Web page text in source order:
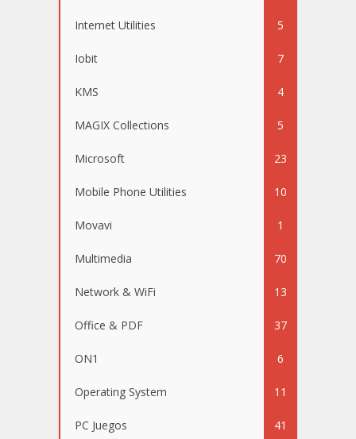
Internet Utilities 5
Iobit 7
KMS 4
MAGIX Collections 5
Microsoft 23
Mobile Phone Utilities 10
Movavi 1
Multimedia 70
Network & WiFi 13
Office & PDF 37
ON1 6
Operating System 11
PC Juegos 41